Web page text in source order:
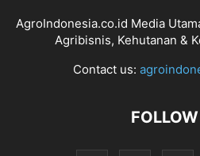
AgroIndonesia.co.id Media
Agribisnis, Kehutanan &
Contact us: